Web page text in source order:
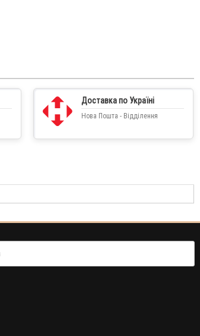
Доставка по Україні
Нова Пошта - Відділення